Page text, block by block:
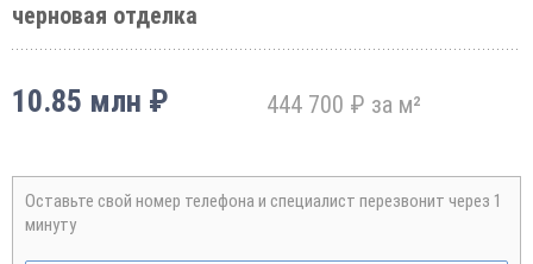
черновая отделка
10.85 млн ₽ 444 700 ₽ за м²
Оставьте свой номер телефона и специалист перезвонит через 1
минуту